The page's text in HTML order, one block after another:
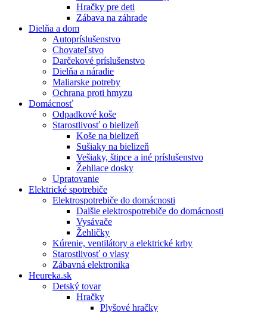
Hračky pre deti
Zábava na záhrade
Dielňa a dom
Autopríslušenstvo
Chovateľstvo
Darčekové príslušenstvo
Dielňa a náradie
Maliarske potreby
Ochrana proti hmyzu
Domácnosť
Odpadkové koše
Starostlivosť o bielizeň
Koše na bielizeň
Sušiaky na bielizeň
Vešiaky, štipce a iné príslušenstvo
Žehliace dosky
Upratovanie
Elektrické spotrebiče
Elektrospotrebiče do domácnosti
Dalšie elektrospotrebiče do domácnosti
Vysávače
Žehličky
Kúrenie, ventilátory a elektrické krby
Starostlivosť o vlasy
Zábavná elektronika
Heureka.sk
Detský tovar
Hračky
Plyšové hračky